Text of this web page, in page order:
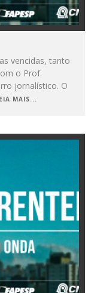
vencidas, tanto
o Prof.
jornalístico. O
MAIS...